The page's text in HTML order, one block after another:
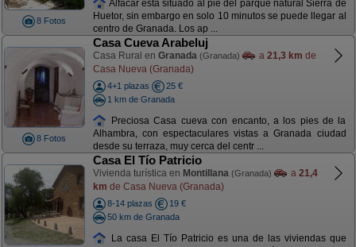
8 Fotos
Alfacar está situado al pie del parque natural Sierra de
Huetor, sin embargo en solo 10 minutos se puede llegar al
centro de Granada. Los ap ...
8 Fotos
Casa Cueva Arabeluj
Casa Rural en Granada (Granada) a 21,3 km de
Casa Nueva (Granada)
4+1 plazas
25 €
1 km de Granada
Preciosa Casa cueva con encanto, a los pies de la
Alhambra, con espectaculares vistas a Granada ciudad
desde su terraza, muy cerca del centr ...
Casa El Tío Patricio
Vivienda turística en Montillana (Granada) a 21,4
km de Casa Nueva (Granada)
8-14 plazas
19 €
50 km de Granada
La casa El Tío Patricio es una de las viviendas que